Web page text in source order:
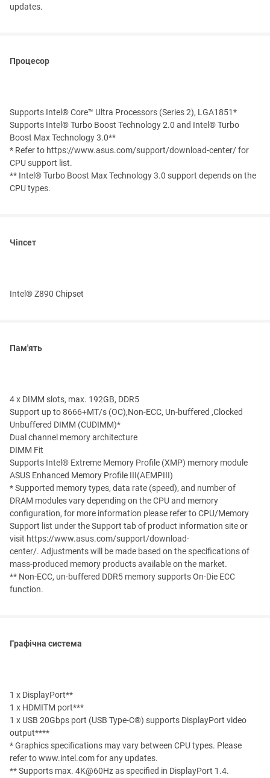
updates.
Процесор
Supports Intel® Core™ Ultra Processors (Series 2), LGA1851*
Supports Intel® Turbo Boost Technology 2.0 and Intel® Turbo
Boost Max Technology 3.0**
* Refer to https://www.asus.com/support/download-center/ for
CPU support list.
** Intel® Turbo Boost Max Technology 3.0 support depends on the
CPU types.
Чіпсет
Intel® Z890 Chipset
Пам'ять
4 x DIMM slots, max. 192GB, DDR5
Support up to 8666+MT/s (OC),Non-ECC, Un-buffered ,Clocked
Unbuffered DIMM (CUDIMM)*
Dual channel memory architecture
DIMM Fit
Supports Intel® Extreme Memory Profile (XMP) memory module
ASUS Enhanced Memory Profile III(AEMPIII)
* Supported memory types, data rate (speed), and number of
DRAM modules vary depending on the CPU and memory
configuration, for more information please refer to CPU/Memory
Support list under the Support tab of product information site or
visit https://www.asus.com/support/download-
center/. Adjustments will be made based on the specifications of
mass-produced memory products available on the market.
** Non-ECC, un-buffered DDR5 memory supports On-Die ECC
function.
Графічна система
1 x DisplayPort**
1 x HDMITM port***
1 x USB 20Gbps port (USB Type-C®) supports DisplayPort video
output****
* Graphics specifications may vary between CPU types. Please
refer to www.intel.com for any updates.
** Supports max. 4K@60Hz as specified in DisplayPort 1.4.